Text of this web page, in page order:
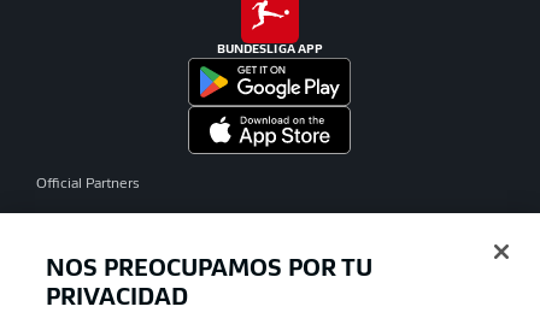
BUNDESLIGA APP
Official Partners
NOS PREOCUPAMOS POR TU
PRIVACIDAD